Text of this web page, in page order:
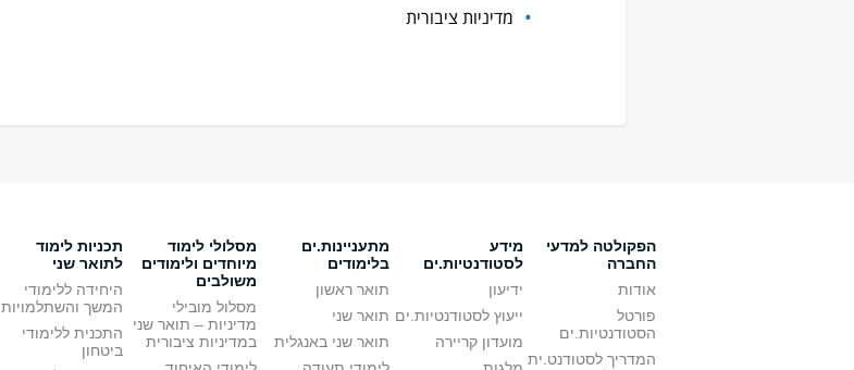
מדיניות ציבורית
הפקולטה למדעי
החברה
אודות
פורטל
הסטודנטיות.ים
המדריך לסטודנט.ית
מידע
לסטודנטיות.ים
ידיעון
ייעוץ לסטודנטיות.ים
מועדון קריירה
מתעניינות.ים
בלימודים
תואר ראשון
תואר שני
תואר שני באנגלית
מסלולי לימוד
מיוחדים ולימודים
משולבים
מסלול מובילי
מדיניות – תואר שני
במדיניות ציבורית
תכניות לימוד
לתואר שני
היחידה ללימודי
המשך והשתלמויות
התכנית ללימודי
ביטחון